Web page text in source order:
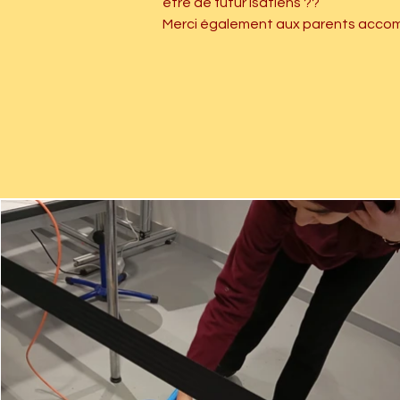
Merci également aux parents